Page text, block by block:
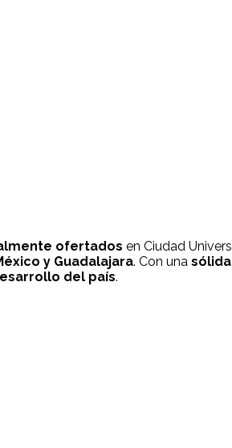
ofertados en Ciudad
y Guadalajara. Con una
del país.